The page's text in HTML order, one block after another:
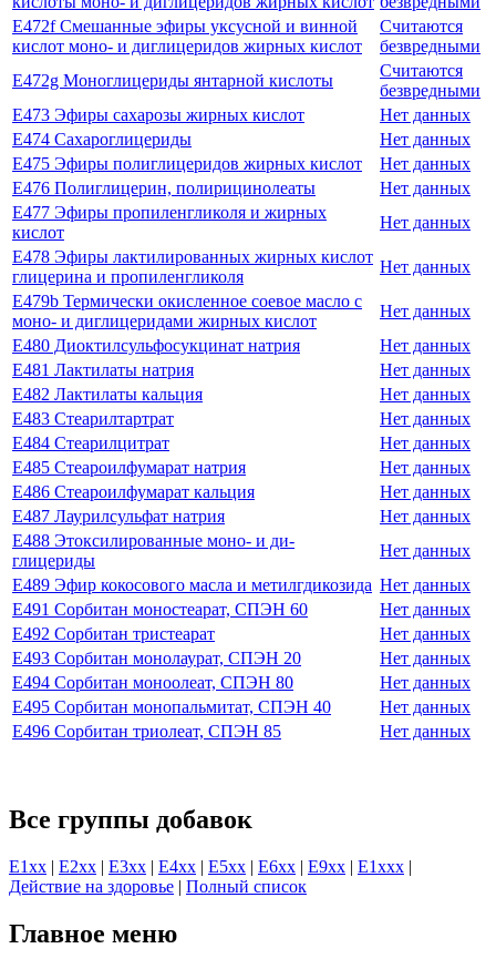
E472f Смешанные эфиры уксусной и винной
кислот моно- и диглицеридов жирных кислот
Считаются
безвредными
E472g Моноглицериды янтарной кислоты
Считаются
безвредными
E473 Эфиры сахарозы жирных кислот
Нет данных
E474 Сахароглицериды
Нет данных
E475 Эфиры полиглицеридов жирных кислот
Нет данных
E476 Полиглицерин, полирицинолеаты
Нет данных
E477 Эфиры пропиленгликоля и жирных
кислот
Нет данных
E478 Эфиры лактилированных жирных кислот
глицерина и пропиленгликоля
Нет данных
E479b Термически окисленное соевое масло с
моно- и диглицеридами жирных кислот
Нет данных
E480 Диоктилсульфосукцинат натрия
Нет данных
E481 Лактилаты натрия
Нет данных
E482 Лактилаты кальция
Нет данных
E483 Стеарилтартрат
Нет данных
E484 Стеарилцитрат
Нет данных
E485 Стеароилфумарат натрия
Нет данных
E486 Стеароилфумарат кальция
Нет данных
E487 Лаурилсульфат натрия
Нет данных
E488 Этоксилированные моно- и ди-
глицериды
Нет данных
E489 Эфир кокосового масла и метилгдикозида Нет данных
E491 Сорбитан моностеарат, СПЭН 60
Нет данных
E492 Сорбитан тристеарат
Нет данных
E493 Сорбитан монолаурат, СПЭН 20
Нет данных
E494 Сорбитан моноолеат, СПЭН 80
Нет данных
E495 Сорбитан монопальмитат, СПЭН 40
Нет данных
E496 Сорбитан триолеат, СПЭН 85
Нет данных
Все группы добавок
E1хх | E2хх | E3хх | E4хх | E5хх | E6хх | E9хх | E1xхх |
Действие на здоровье | Полный список
Главное меню